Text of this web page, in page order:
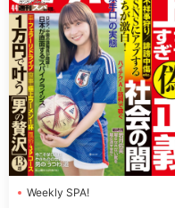
Weekly SPA!